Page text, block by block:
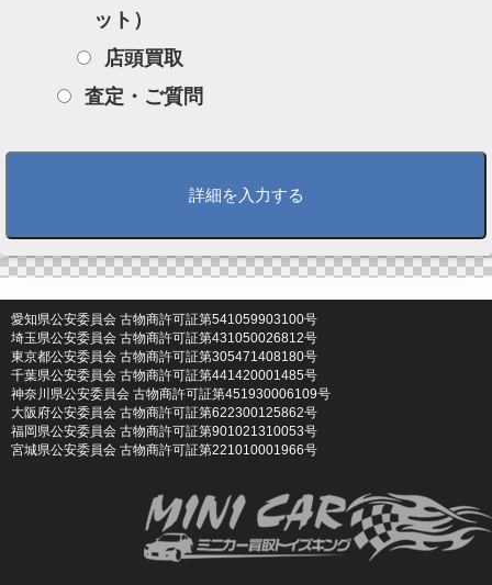
ット）
店頭買取
査定・ご質問
愛知県公安委員会 古物商許可証第541059903100号
埼玉県公安委員会 古物商許可証第431050026812号
東京都公安委員会 古物商許可証第305471408180号
千葉県公安委員会 古物商許可証第441420001485号
神奈川県公安委員会 古物商許可証第451930006109号
大阪府公安委員会 古物商許可証第622300125862号
福岡県公安委員会 古物商許可証第901021310053号
宮城県公安委員会 古物商許可証第221010001966号